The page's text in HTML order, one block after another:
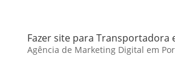
Fazer site para Transportadora
Agência de Marketing Digital em